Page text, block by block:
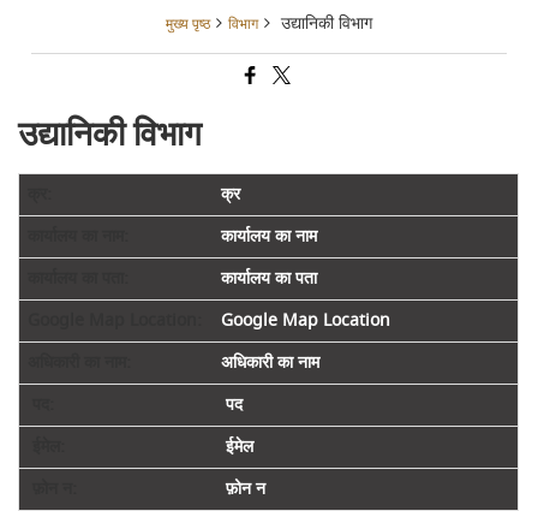
मुख्य पृष्ठ विभाग उद्यानिकी विभाग
उद्यानिकी विभाग
क्र
कार्यालय का नाम
कार्यालय का पता
Google Map Location
अधिकारी का नाम
पद
ईमेल
फ़ोन न